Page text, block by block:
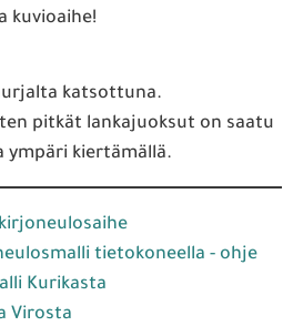
kuvioaihe!
katsottuna.
pitkät lankajuoksut on saatu
ympäri kiertämällä.
tietokoneella - ohje
Kurikasta
Virosta